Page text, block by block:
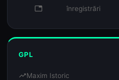
database înregistrări
GPL
trending_upMaxim Istoric